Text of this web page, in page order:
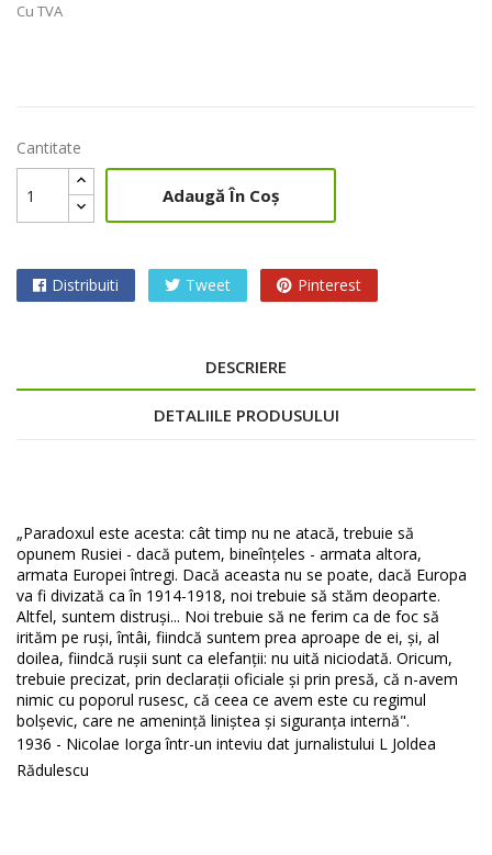
Cu TVA
Cantitate
Adaugă În Coș
Distribuiti Tweet Pinterest
DESCRIERE
DETALIILE PRODUSULUI
„Paradoxul este acesta: cât timp nu ne atacă, trebuie să
opunem Rusiei - dacă putem, bineînţeles - armata altora,
armata Europei întregi. Dacă aceasta nu se poate, dacă Europa
va fi divizată ca în 1914-1918, noi trebuie să stăm deoparte.
Altfel, suntem distruşi... Noi trebuie să ne ferim ca de foc să
irităm pe ruşi, întâi, fiindcă suntem prea aproape de ei, şi, al
doilea, fiindcă ruşii sunt ca elefanţii: nu uită niciodată. Oricum,
trebuie precizat, prin declaraţii oficiale şi prin presă, că n-avem
nimic cu poporul rusesc, că ceea ce avem este cu regimul
bolşevic, care ne ameninţă liniştea şi siguranţa internă".
1936 - Nicolae Iorgaîntr-un inteviu dat jurnalistului L Joldea
Rădulescu